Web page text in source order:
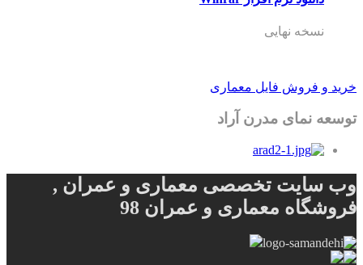
نسخه نهایی
خرید و فروش فایل معماری
توسعه نمای مدرن آراد
وب سایت تخصصی معماری و عمران ,
فروشگاه معماری و عمران 98